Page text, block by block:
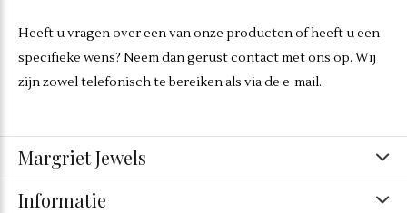
Heeft u vragen over een van onze producten of heeft u een
specifieke wens? Neem dan gerust contact met ons op. Wij
zijn zowel telefonisch te bereiken als via de e-mail.
Margriet Jewels
Informatie